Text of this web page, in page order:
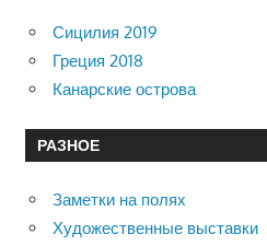
Сицилия 2019
Греция 2018
Канарские острова
РАЗНОЕ
Заметки на полях
Художественные выставки